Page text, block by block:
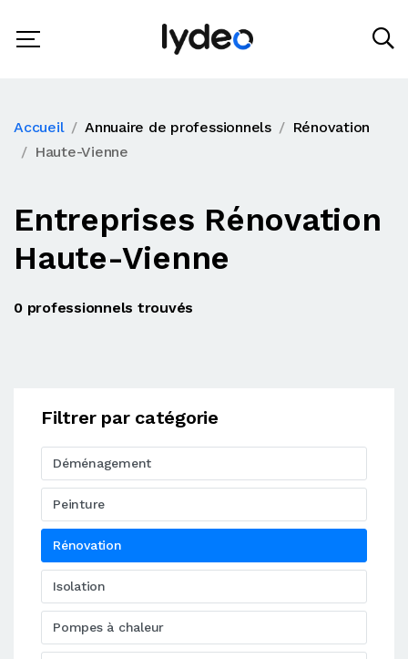
Accueil Annuaire de professionnels
Rénovation
Haute-Vienne
Filtrer par catégorie
Déménagement
Peinture
Rénovation
Isolation
Pompes à chaleur
Entreprises Rénovation
Haute-Vienne
0 professionnels trouvés